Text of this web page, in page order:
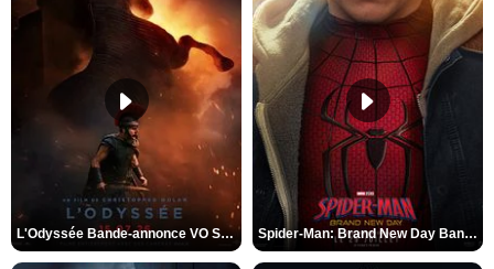
L'Odyssée Bande-annonce VO STFR Spider-Man: Brand New Day Bande-annonce VO STFR